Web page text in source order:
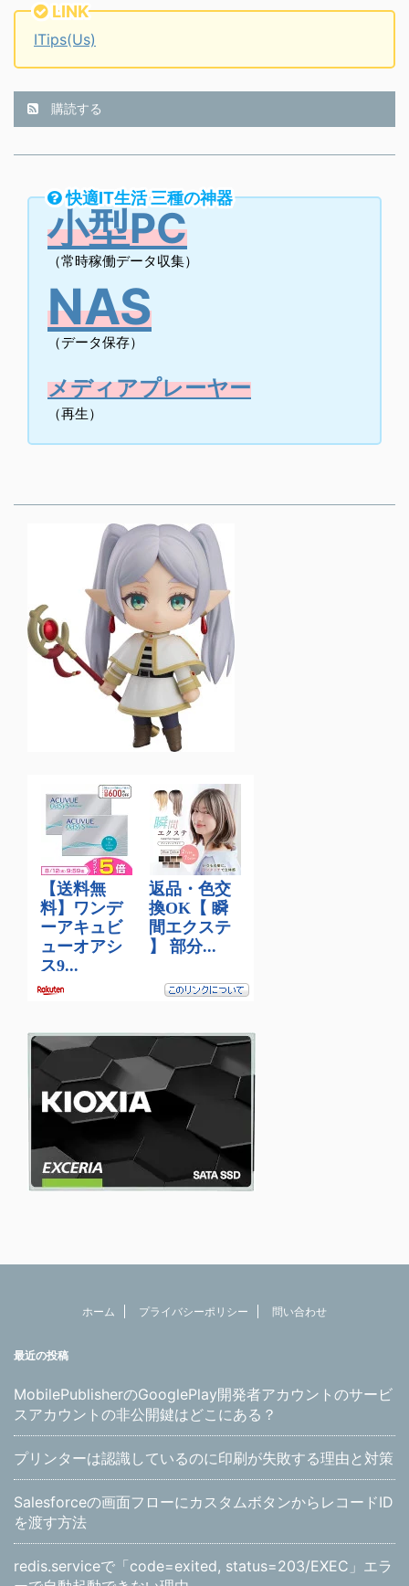
LINK
ITips(Us)
購読する
快適IT生活 三種の神器
小型PC
（常時稼働データ収集）
NAS
（データ保存）
メディアプレーヤー
（再生）
ホーム プライバシーポリシー 問い合わせ
最近の投稿
MobilePublisherのGooglePlay開発者アカウントのサービ
スアカウントの非公開鍵はどこにある？
プリンターは認識しているのに印刷が失敗する理由と対策
Salesforceの画面フローにカスタムボタンからレコードID
を渡す方法
redis.serviceで「code=exited, status=203/EXEC」エラ